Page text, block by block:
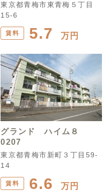
東京都青梅市東青梅５丁目
15-6
賃料 5.7 万円
グランド ハイム８
0207
東京都青梅市新町３丁目59-
14
賃料 6.6 万円